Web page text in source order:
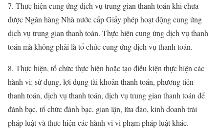
7. Thực hiện cung ứng dịch vụ trung gian thanh toán khi chưa
được Ngân hàng Nhà nước cấp Giấy phép hoạt động cung ứng
dịch vụ trung gian thanh toán. Thực hiện cung ứng dịch vụ thanh
toán mà không phải là tổ chức cung ứng dịch vụ thanh toán.
8. Thực hiện, tổ chức thực hiện hoặc tạo điều kiện thực hiện các
hành vi: sử dụng, lợi dụng tài khoản thanh toán, phương tiện
thanh toán, dịch vụ thanh toán, dịch vụ trung gian thanh toán để
đánh bạc, tổ chức đánh bạc, gian lận, lừa đảo, kinh doanh trái
pháp luật và thực hiện các hành vi vi phạm pháp luật khác.